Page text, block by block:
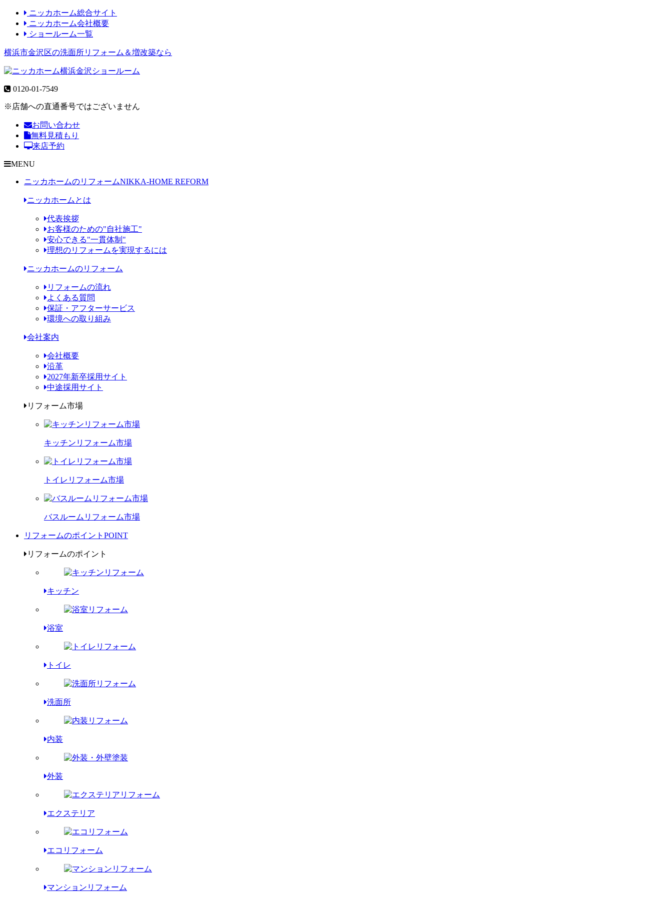
ニッカホーム総合サイト
ニッカホーム会社概要
ショールーム一覧
横浜市金沢区の洗面所リフォーム＆増改築なら
0120-01-7549
※店舗への直通番号ではございません
お問い合わせ
無料見積もり
来店予約
MENU
ニッカホームのリフォームNIKKA-HOME REFORM
ニッカホームとは
代表挨拶
お客様のための"自社施工"
安心できる"一貫体制"
理想のリフォームを実現するには
ニッカホームのリフォーム
リフォームの流れ
よくある質問
保証・アフターサービス
環境への取り組み
会社案内
会社概要
沿革
2027年新卒採用サイト
中途採用サイト
リフォーム市場
キッチンリフォーム市場
トイレリフォーム市場
バスルームリフォーム市場
リフォームのポイント POINT
リフォームのポイント
キッチン
浴室
トイレ
洗面所
内装
外装
エクステリア
エコリフォーム
マンションリフォーム